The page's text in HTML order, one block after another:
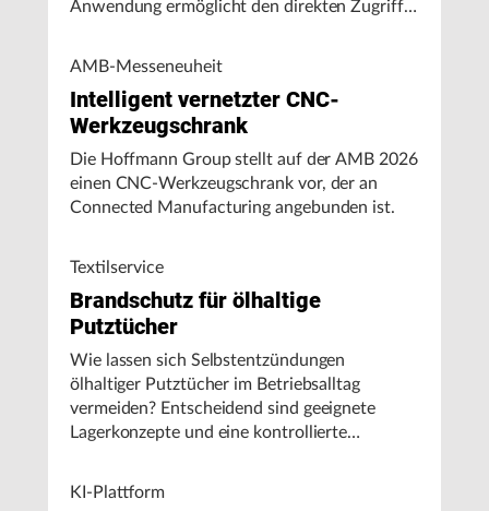
Anwendung ermöglicht den direkten Zugriff
Energieverbrauch.
AMB-Messeneuheit
Intelligent vernetzter CNC-
Werkzeugschrank
Die Hoffmann Group stellt auf der AMB 2026
einen CNC-Werkzeugschrank vor, der an
Connected Manufacturing angebunden ist.
Textilservice
Brandschutz für ölhaltige
Putztücher
Wie lassen sich Selbstentzündungen
ölhaltiger Putztücher im Betriebsalltag
vermeiden? Entscheidend sind geeignete
Lagerkonzepte und eine kontrollierte
KI-Plattform